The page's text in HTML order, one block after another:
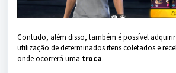
Contudo, além disso, também é possível
utilização de determinados itens coletados e
onde ocorrerá uma troca.